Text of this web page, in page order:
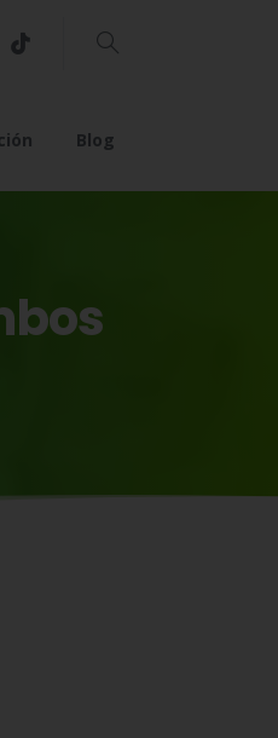
Buscar
Blog